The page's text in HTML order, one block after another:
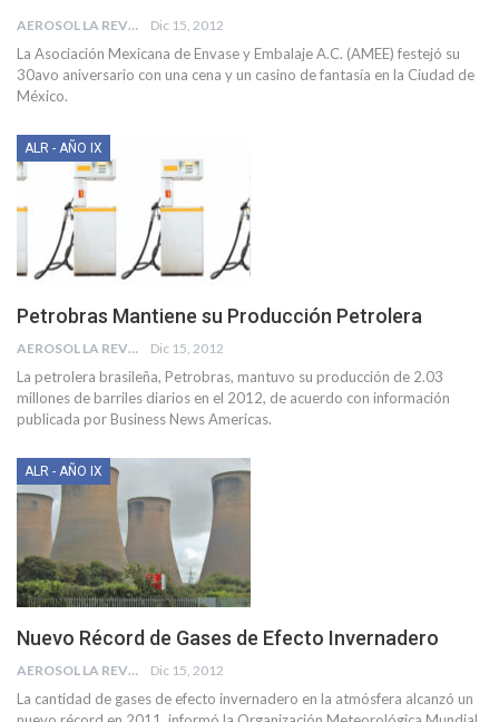
AEROSOL LA REVISTA Dic 15, 2012
La Asociación Mexicana de Envase y Embalaje A.C. (AMEE) festejó su
30avo aniversario con una cena y un casino de fantasía en la Ciudad de
México.
ALR - AÑO IX
Petrobras Mantiene su Producción Petrolera
AEROSOL LA REVISTA Dic 15, 2012
La petrolera brasileña, Petrobras, mantuvo su producción de 2.03
millones de barriles diarios en el 2012, de acuerdo con información
publicada por Business News Americas.
ALR - AÑO IX
Nuevo Récord de Gases de Efecto Invernadero
AEROSOL LA REVISTA Dic 15, 2012
La cantidad de gases de efecto invernadero en la atmósfera alcanzó un